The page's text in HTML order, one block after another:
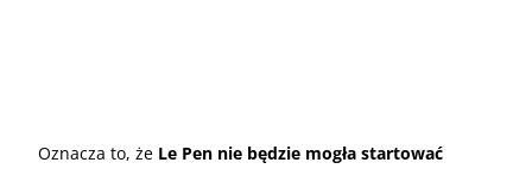
Oznacza to, że Le Pen nie będzie mogła startować